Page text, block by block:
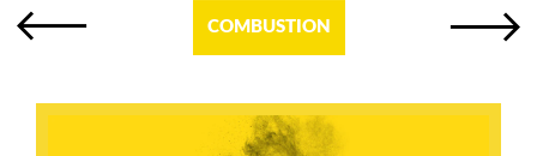
COMBUSTION